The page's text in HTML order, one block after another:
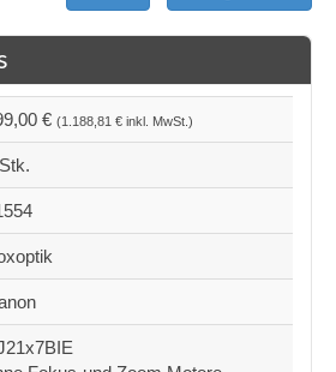
€ (1.188,81 € inkl. MwSt.)